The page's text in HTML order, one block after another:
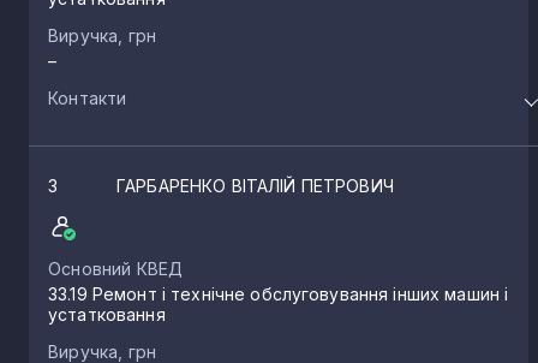
Виручка, грн
–
Контакти
3 ГАРБАРЕНКО ВІТАЛІЙ ПЕТРОВИЧ
Основний КВЕД
33.19 Ремонт і технічне обслуговування інших машин і
устатковання
Виручка, грн